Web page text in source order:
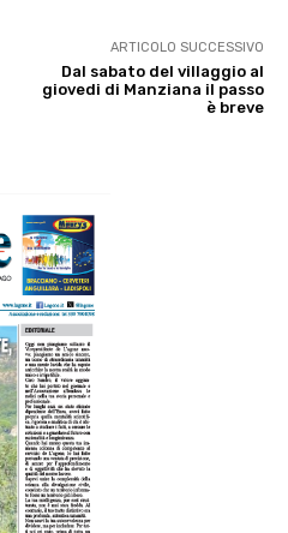
ARTICOLO SUCCESSIVO
Dal sabato del villaggio al
giovedi di Manziana il passo
è breve